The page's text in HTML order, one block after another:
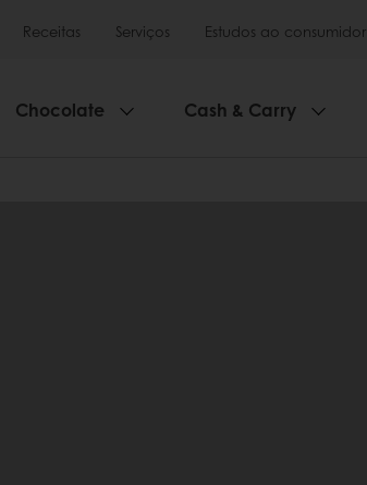
Receitas Serviços Estudos ao consumidor
Chocolate Cash & Carry